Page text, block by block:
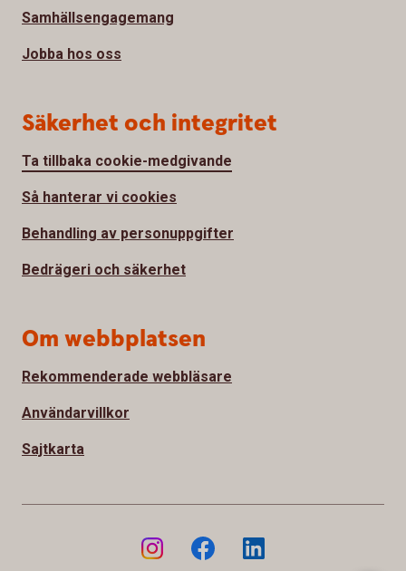
Samhällsengagemang
Jobba hos oss
Säkerhet och integritet
Ta tillbaka cookie-medgivande
Så hanterar vi cookies
Behandling av personuppgifter
Bedrägeri och säkerhet
Om webbplatsen
Rekommenderade webbläsare
Användarvillkor
Sajtkarta